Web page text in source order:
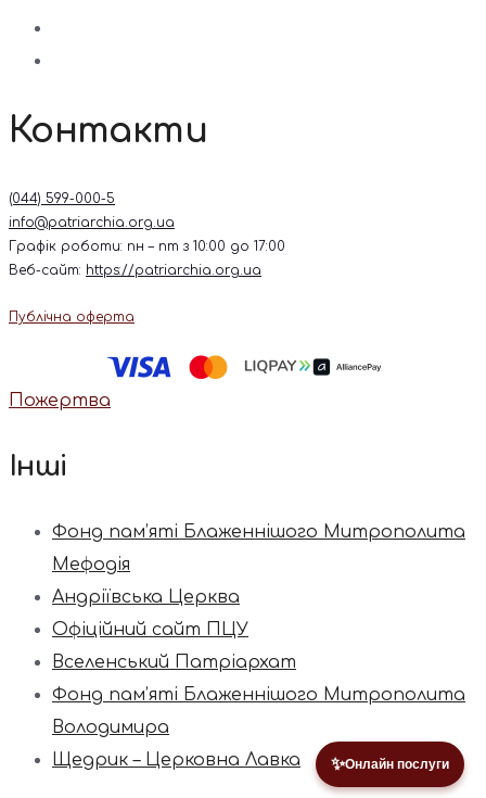
✨Онлайн послуги
Контакти
(044) 599-000-5
info@patriarchia.org.ua
Графік роботи: пн – пт з 10:00 до 17:00
Веб-сайт: https://patriarchia.org.ua
Публічна оферта
Пожертва
Інші
Фонд пам’яті Блаженнішого Митрополита
Мефодія
Андріївська Церква
Офіційний сайт ПЦУ
Вселенський Патріархат
Фонд пам’яті Блаженнішого Митрополита
Володимира
Щедрик – Церковна Лавка